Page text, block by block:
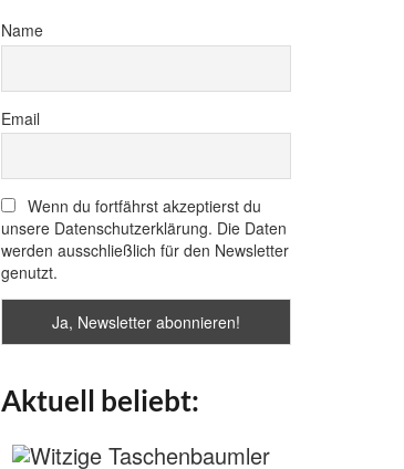
Name
Email
Wenn du fortfährst akzeptierst du
unsere Datenschutzerklärung. Die Daten
werden ausschließlich für den Newsletter
genutzt.
Aktuell beliebt: